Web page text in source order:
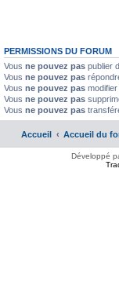
PERMISSIONS DU FORUM
Vous ne pouvez pas publier
Vous ne pouvez pas
Vous ne pouvez pas
Vous ne pouvez pas
Vous ne pouvez pas
Accueil Accueil du
Développé